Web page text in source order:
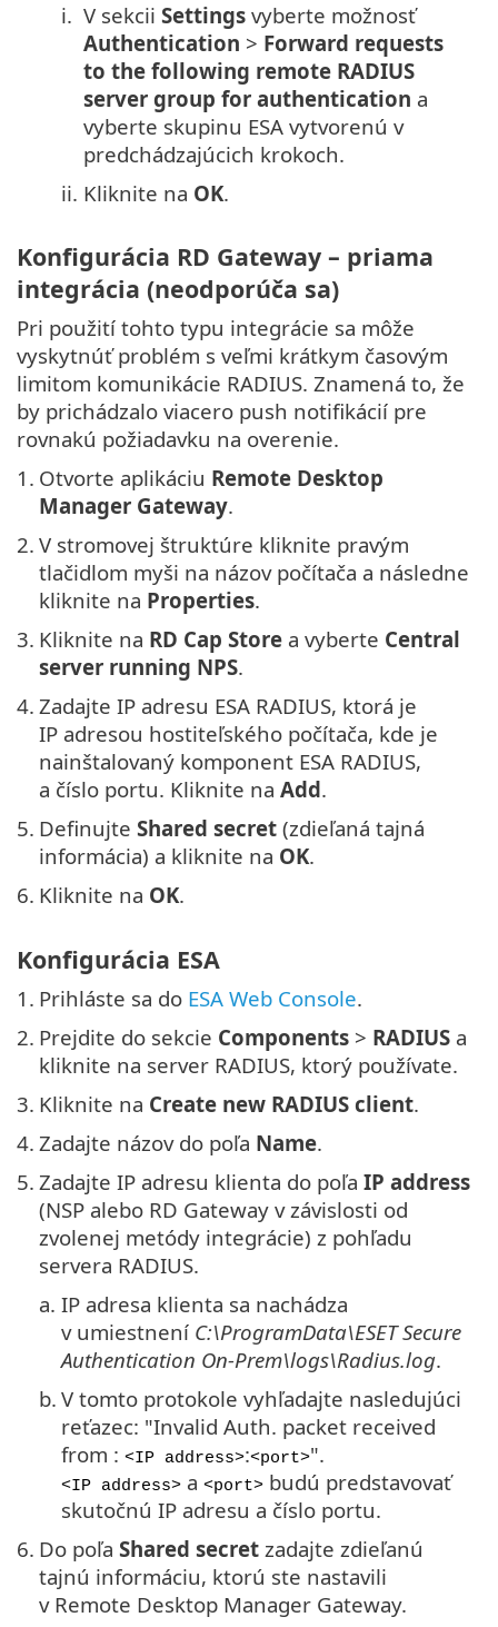
i. V sekcii Settings vyberte možnosť
Authentication > Forward requests
to the following remote RADIUS
server group for authentication a
vyberte skupinu ESA vytvorenú v
predchádzajúcich krokoch.
ii. Kliknite na OK.
Konfigurácia RD Gateway – priama
integrácia (neodporúča sa)
Pri použití tohto typu integrácie sa môže
vyskytnúť problém s veľmi krátkym časovým
limitom komunikácie RADIUS. Znamená to, že
by prichádzalo viacero push notifikácií pre
rovnakú požiadavku na overenie.
1. Otvorte aplikáciu Remote Desktop
Manager Gateway.
2. V stromovej štruktúre kliknite pravým
tlačidlom myši na názov počítača a následne
kliknite na Properties.
3. Kliknite na RD Cap Store a vyberte Central
server running NPS.
4. Zadajte IP adresu ESA RADIUS, ktorá je
IP adresou hostiteľského počítača, kde je
nainštalovaný komponent ESA RADIUS,
a číslo portu. Kliknite na Add.
5. Definujte Shared secret (zdieľaná tajná
informácia) a kliknite na OK.
6. Kliknite na OK.
Konfigurácia ESA
1. Prihláste sa do ESA Web Console.
2. Prejdite do sekcie Components > RADIUS a
kliknite na server RADIUS, ktorý používate.
3. Kliknite na Create new RADIUS client.
4. Zadajte názov do poľa Name.
5. Zadajte IP adresu klienta do poľa IP address
(NSP alebo RD Gateway v závislosti od
zvolenej metódy integrácie) z pohľadu
servera RADIUS.
a. IP adresa klienta sa nachádza
v umiestnení C:\ProgramData\ESET Secure
Authentication On-Prem\logs\Radius.log.
b. V tomto protokole vyhľadajte nasledujúci
reťazec: "Invalid Auth. packet received
from : <IP address>:<port>".
<IP address> a <port> budú predstavovať
skutočnú IP adresu a číslo portu.
6. Do poľa Shared secret zadajte zdieľanú
tajnú informáciu, ktorú ste nastavili
v Remote Desktop Manager Gateway.